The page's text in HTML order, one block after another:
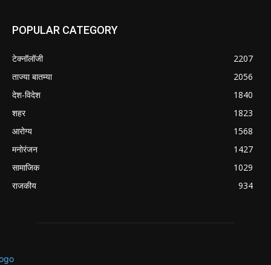
POPULAR CATEGORY
टेक्नॉलॉजी
2207
ताज्या बातम्या
2056
देश-विदेश
1840
शहर
1823
आरोग्य
1568
मनोरंजन
1427
सामाजिक
1029
राजकीय
934